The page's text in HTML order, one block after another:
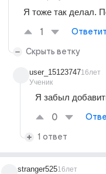
Я тоже так делал.
1
Скрыть ветку
user_15123747
Ученик
16лет
Я забыл
0
1 ответ
stranger52516лет